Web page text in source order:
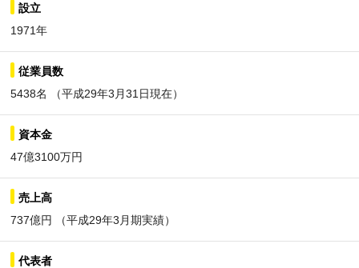
設立
1971年
従業員数
5438名 （平成29年3月31日現在）
資本金
47億3100万円
売上高
737億円 （平成29年3月期実績）
代表者